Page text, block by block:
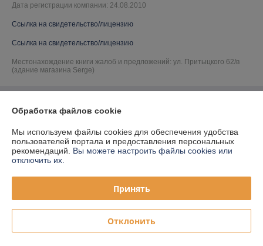
Дата регистрации компании: 24.08.2010
Ссылка на свидетельство/лицензию
Ссылка на свидетельство/лицензию
Местонахождение книги жалоб и предложений: ул. Притыцкого 62/в
(здание магазина Serge)
Обработка файлов cookie
Мы используем файлы cookies для обеспечения удобства
пользователей портала и предоставления персональных
рекомендаций. Вы можете настроить файлы cookies или
отключить их.
Принять
Отклонить